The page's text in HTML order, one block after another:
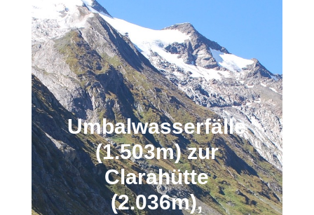
Umbalwasserfälle
(1.503m) zur
Clarahütte
(2.036m),